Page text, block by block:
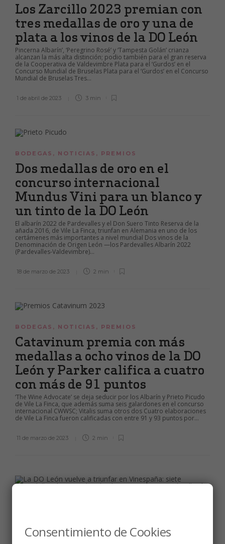
Los Zarcillo 2023 premian con
tres medallas de oro y una de
plata a los vinos de la DO León
Pincerna Albarín’, ‘Peregrino Rosé’ y ‘Tampesta Golán’ crianza
alcanzan la más alta distinción; podio también para el gran reserva
de la Cooperativa de Valdevimbre Plata para el ‘Gurdos’ en el
Concurso Mundial de Bruselas Plata para el ‘Gurdos’ en el Concurso
Mundial de Bruselas Tres...
1 de abril de 2023 3 min
BODEGAS , NOTICIAS , PREMIOS
Dos medallas de oro en el
concurso internacional
Mundus Vini para un blanco y
un tinto de la DO León
El albarín 2022 de Pardevalles y el Don Suero Tinto Reserva de la
añada 2016, de Vile La Finca, triunfan en Alemania en uno de los
certámenes más importantes a nivel mundial Dos vinos de la
Denominación de Origen León —los Pardevalles Albarín 2022
(Pardevalles-Valdevimbre)...
18 de marzo de 2023 2 min
BODEGAS , NOTICIAS , PREMIOS
Catavinum premia con más
medallas a ocho vinos de la DO
León y Parker califica a cuatro
con más de 91 puntos
‘The Wine Advocate’ se deja seducir por los Albarín y Prieto Picudo
de Vile La Finca, que además suma seis galardones en el concurso
internacional CWWSC; Vitalis suma otros dos Cuatro elaboraciones
de Vile La Finca fueron calificadas con entre 91 y 93 puntos por...
11 de marzo de 2023 2 min
La DO León vuelve a triunfar en
Consentimiento de Cookies